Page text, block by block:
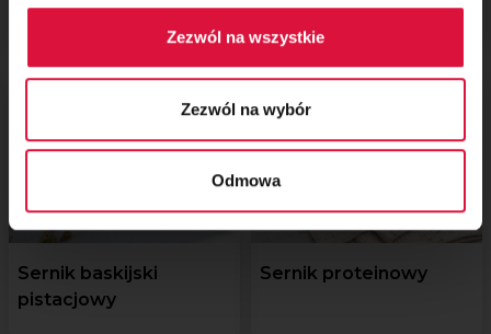
Zezwól na wszystkie
Zezwól na wybór
Odmowa
śliwkami
Sernik baskijski
pistacjowy
Sernik proteinowy